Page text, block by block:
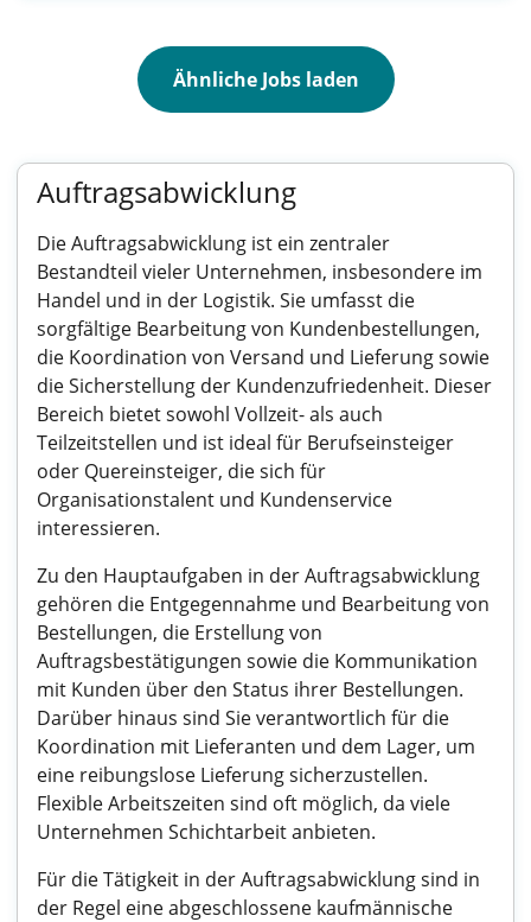
Ähnliche Jobs laden
Auftragsabwicklung
Die Auftragsabwicklung ist ein zentraler
Bestandteil vieler Unternehmen, insbesondere im
Handel und in der Logistik. Sie umfasst die
sorgfältige Bearbeitung von Kundenbestellungen,
die Koordination von Versand und Lieferung sowie
die Sicherstellung der Kundenzufriedenheit. Dieser
Bereich bietet sowohl Vollzeit- als auch
Teilzeitstellen und ist ideal für Berufseinsteiger
oder Quereinsteiger, die sich für
Organisationstalent und Kundenservice
interessieren.
Zu den Hauptaufgaben in der Auftragsabwicklung
gehören die Entgegennahme und Bearbeitung von
Bestellungen, die Erstellung von
Auftragsbestätigungen sowie die Kommunikation
mit Kunden über den Status ihrer Bestellungen.
Darüber hinaus sind Sie verantwortlich für die
Koordination mit Lieferanten und dem Lager, um
eine reibungslose Lieferung sicherzustellen.
Flexible Arbeitszeiten sind oft möglich, da viele
Unternehmen Schichtarbeit anbieten.
Für die Tätigkeit in der Auftragsabwicklung sind in
der Regel eine abgeschlossene kaufmännische